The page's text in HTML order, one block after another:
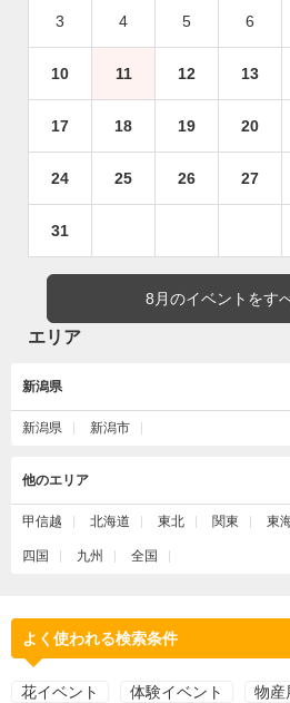
3 4 5 6
10 11 12 13
17 18 19 20
24 25 26 27
31
8月のイベントをす
エリア
新潟県
新潟県 新潟市
他のエリア
甲信越 北海道 東北 関東 東
四国 九州 全国
よく使われる検索条件
花イベント 体験イベント 物産